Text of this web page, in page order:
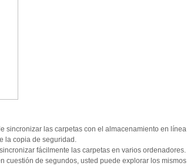
sincronizar las carpetas con el almacenamiento en línea
la copia de seguridad.
fácilmente las carpetas en varios ordenadores.
cuestión de segundos, usted puede explorar los mismos